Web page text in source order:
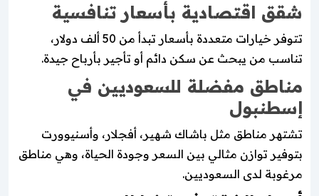
شقق اقتصادية بأسعار تنافسية
تتوفر خيارات متعددة بأسعار تبدأ من 50 ألف دولار،
تناسب من يبحث عن سكن دائم أو تأجير بأرباح جيدة.
مناطق مفضلة للسعوديين في
إسطنبول
تشتهر مناطق مثل باشاك شهير، أفجلار، وأسنيوورت
بتوفير توازن مثالي بين السعر وجودة الحياة، وهي مناطق
مرغوبة لدى السعوديين.